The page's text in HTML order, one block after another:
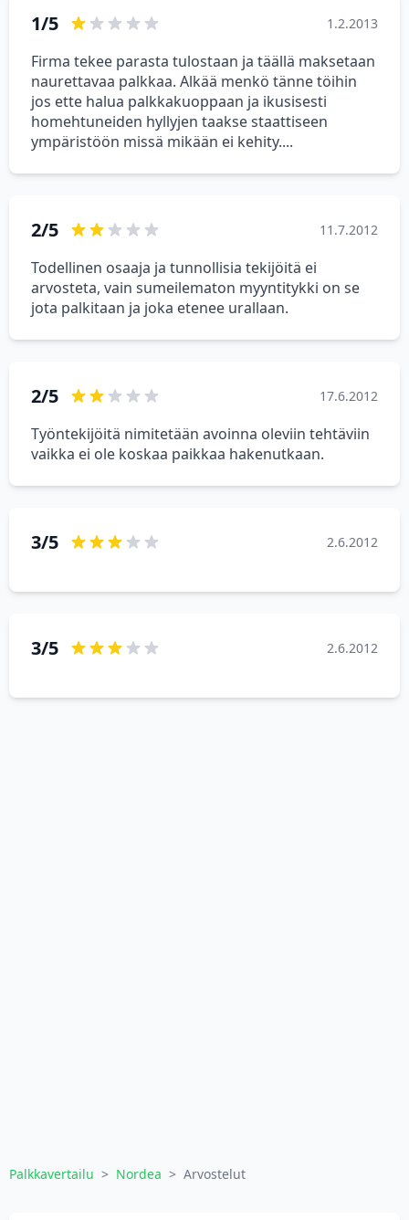
1/5 1.2.2013
Firma tekee parasta tulostaan ja täällä maksetaan
naurettavaa palkkaa. Alkää menkö tänne töihin
jos ette halua palkkakuoppaan ja ikusisesti
homehtuneiden hyllyjen taakse staattiseen
ympäristöön missä mikään ei kehity....
2/5 11.7.2012
Todellinen osaaja ja tunnollisia tekijöitä ei
arvosteta, vain sumeilematon myyntitykki on se
jota palkitaan ja joka etenee urallaan.
2/5 17.6.2012
Työntekijöitä nimitetään avoinna oleviin tehtäviin
vaikka ei ole koskaa paikkaa hakenutkaan.
3/5 2.6.2012
3/5 2.6.2012
Palkkavertailu > Nordea > Arvostelut